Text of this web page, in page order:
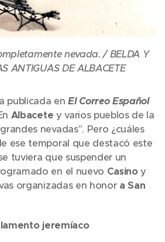
nevada. / BELDA Y
ANTIGUAS DE ALBACETE
publicada enEl Correo Español
Albacete y varios pueblos de la
nevadas". Pero ¿cuáles
ese temporal que destacó este
tuviera que suspender un
en el nuevo Casinoy
organizadas en honor a San
jeremíaco